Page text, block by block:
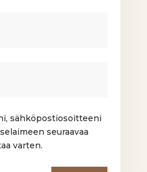
sähköpostiosoitteeni
seuraavaa
varten.